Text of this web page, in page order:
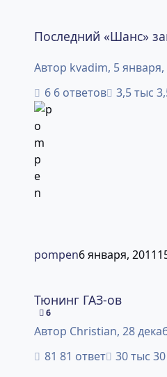
Последний «Шанс»
Автор kvadim, 5 января,
6 ответов
pompen6 января, 2011
Тюнинг ГАЗ-ов
6
Автор Christian, 28
81 ответ